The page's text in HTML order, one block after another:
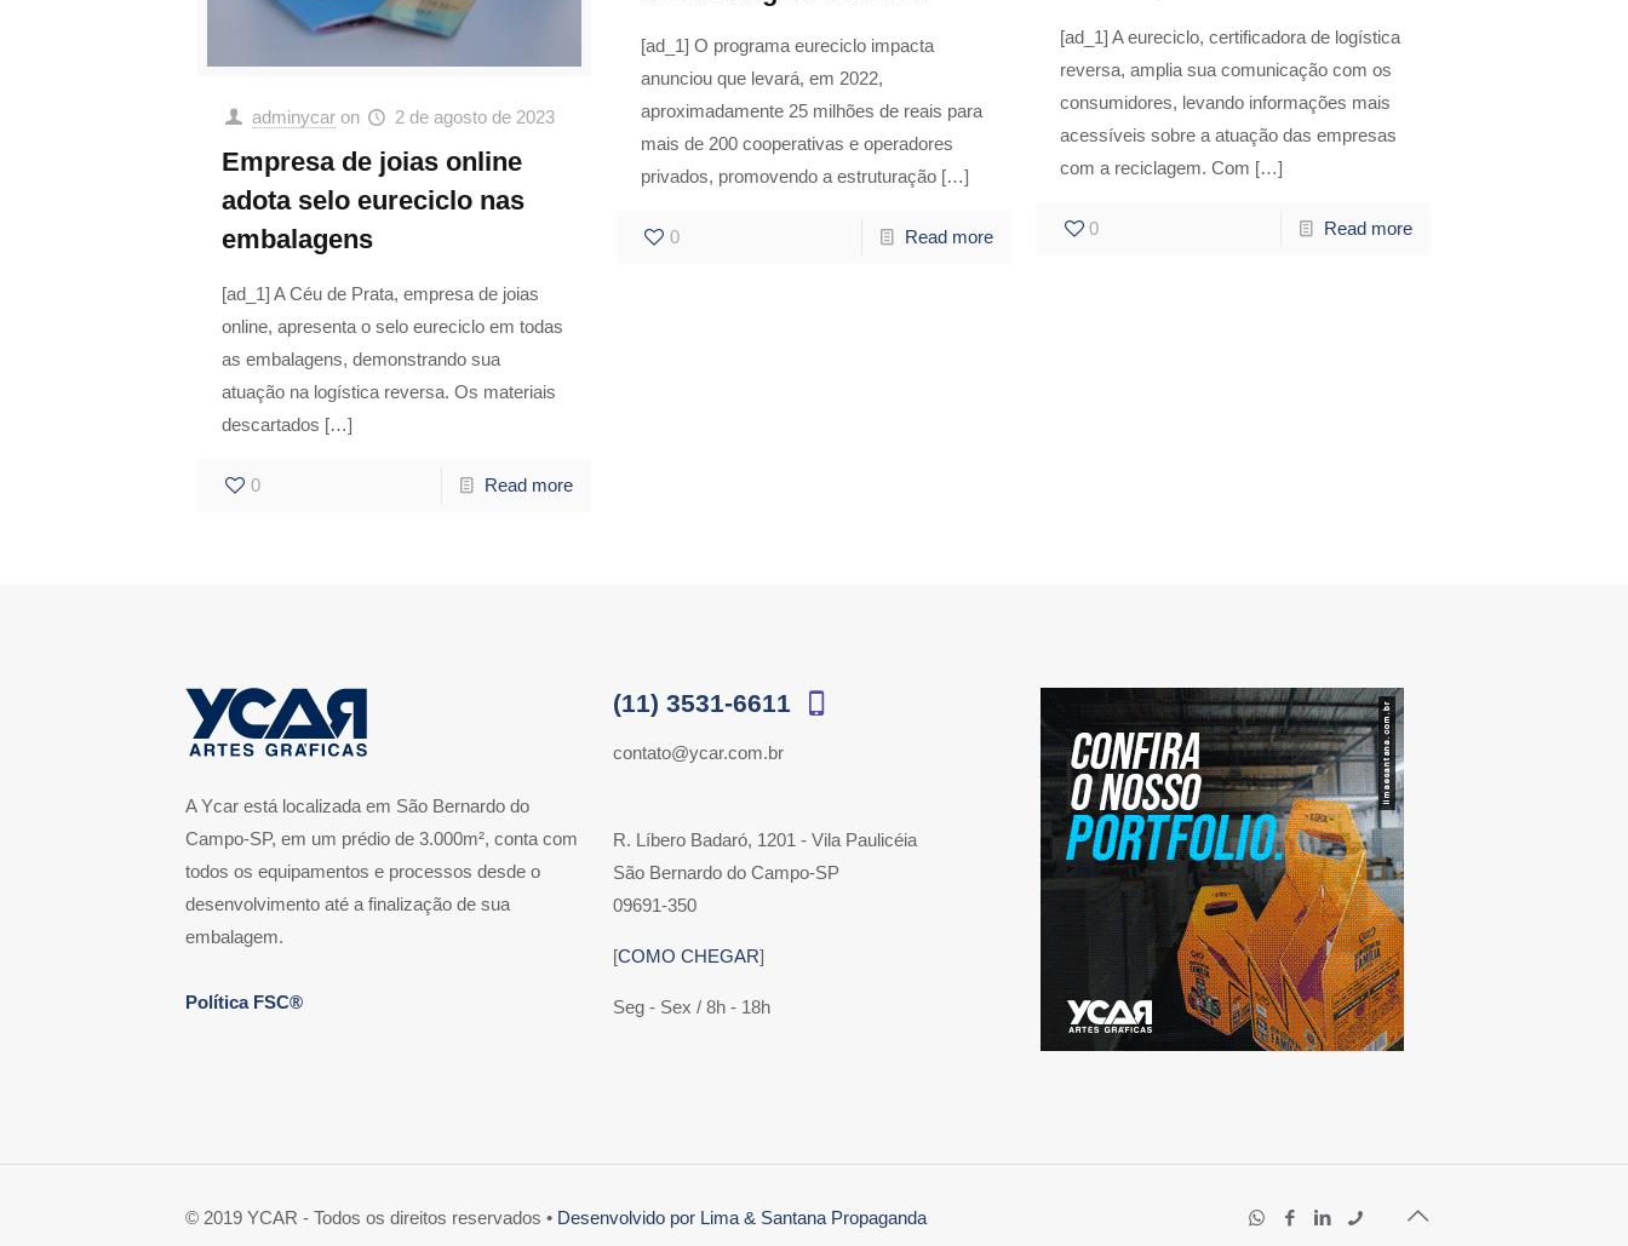
adminycar on 2 de agosto de 2023
Empresa de joias online
adota selo eureciclo nas
embalagens
[ad_1] A Céu de Prata, empresa de joias
online, apresenta o selo eureciclo em todas
as embalagens, demonstrando sua
atuação na logística reversa. Os materiais
descartados […]
0 Read more
[ad_1] O programa eureciclo impacta
anunciou que levará, em 2022,
aproximadamente 25 milhões de reais para
mais de 200 cooperativas e operadores
privados, promovendo a estruturação […]
0 Read more
[ad_1] A eureciclo, certificadora de logística
reversa, amplia sua comunicação com os
consumidores, levando informações mais
acessíveis sobre a atuação das empresas
com a reciclagem. Com […]
0 Read more
A Ycar está localizada em São Bernardo do
Campo-SP, em um prédio de 3.000m², conta com
todos os equipamentos e processos desde o
desenvolvimento até a finalização de sua
embalagem.
Política FSC®
(11) 3531-6611
contato@ycar.com.br
R. Líbero Badaró, 1201 - Vila Paulicéia
São Bernardo do Campo-SP
09691-350
[COMO CHEGAR]
Seg - Sex / 8h - 18h
© 2019 YCAR - Todos os direitos reservados • Desenvolvido por Lima & Santana Propaganda